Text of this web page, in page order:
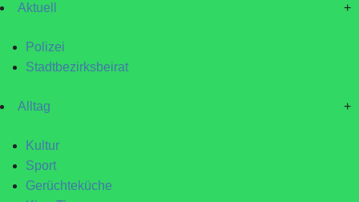
Aktuell
+
Polizei
Stadtbezirksbeirat
Alltag +
Kultur
Sport
Gerüchteküche